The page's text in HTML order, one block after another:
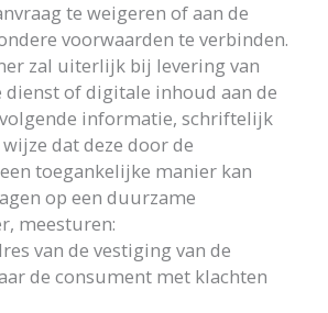
te weigeren of aan de
voorwaarden te verbinden.
zal uiterlijk bij levering van
dienst of digitale inhoud aan de
informatie, schriftelijk
dat deze door de
toegankelijke manier kan
op een duurzame
meesturen:
van de vestiging van de
de consument met klachten